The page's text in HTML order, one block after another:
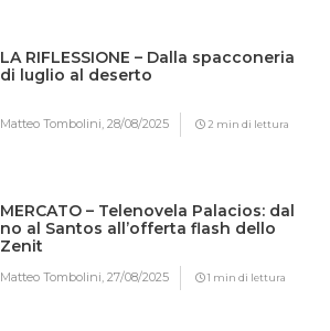
LA RIFLESSIONE – Dalla spacconeria
di luglio al deserto
Matteo Tombolini,28/08/2025 2 min di lettura
MERCATO – Telenovela Palacios: dal
no al Santos all’offerta flash dello
Zenit
Matteo Tombolini,27/08/2025 1 min di lettura